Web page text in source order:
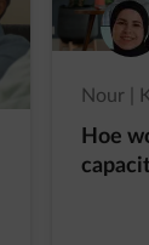
Nour |
Hoe